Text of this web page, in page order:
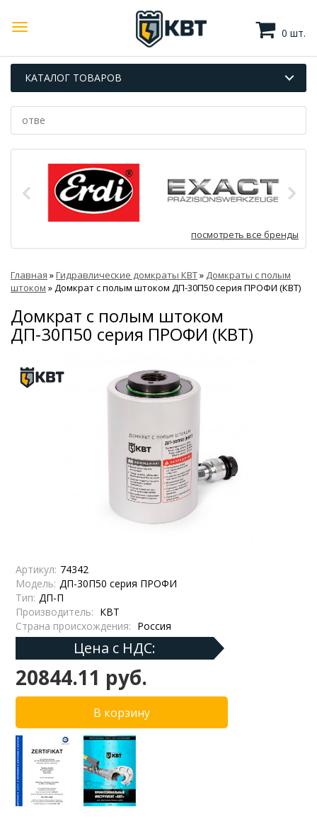
0 шт.
КАТАЛОГ ТОВАРОВ
посмотреть все бренды
Главная »Гидравлические домкраты КВТ» Домкраты с полым
штоком » Домкрат с полым штоком ДП-30П50 серия ПРОФИ (КВТ)
Домкрат с полым штоком
ДП-30П50 серия ПРОФИ (КВТ)
Артикул: 74342
Модель: ДП-30П50 серия ПРОФИ
Тип: ДП-П
Производитель: КВТ
Страна происхождения: Россия
Цена с НДС:
20844.11 руб.